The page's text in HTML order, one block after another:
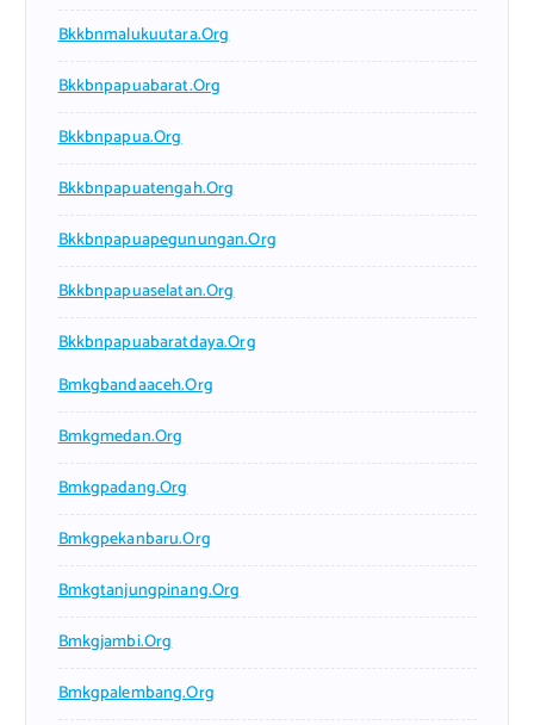
Bkkbnmalukuutara.org
Bkkbnpapuabarat.org
Bkkbnpapua.org
Bkkbnpapuatengah.org
Bkkbnpapuapegunungan.org
Bkkbnpapuaselatan.org
Bkkbnpapuabaratdaya.org
Bmkgbandaaceh.org
Bmkgmedan.org
Bmkgpadang.org
Bmkgpekanbaru.org
Bmkgtanjungpinang.org
Bmkgjambi.org
Bmkgpalembang.org